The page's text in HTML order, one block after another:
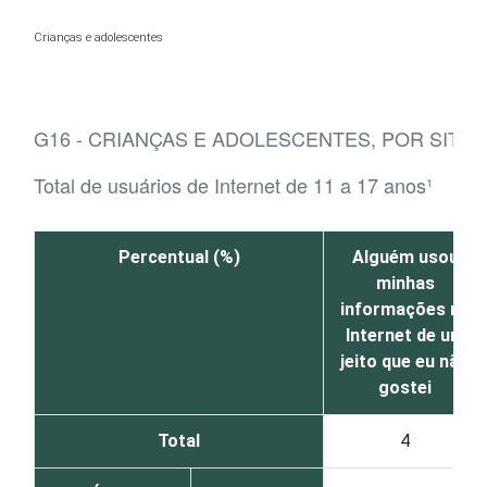
Crianças e adolescentes
G16 - CRIANÇAS E ADOLESCENTES, POR
Total de usuários de Internet de 11 a 17 anos¹
Percentual (%)
Alguém usou
minhas
informações na
Internet de um
jeito que eu não
gostei
Total 4